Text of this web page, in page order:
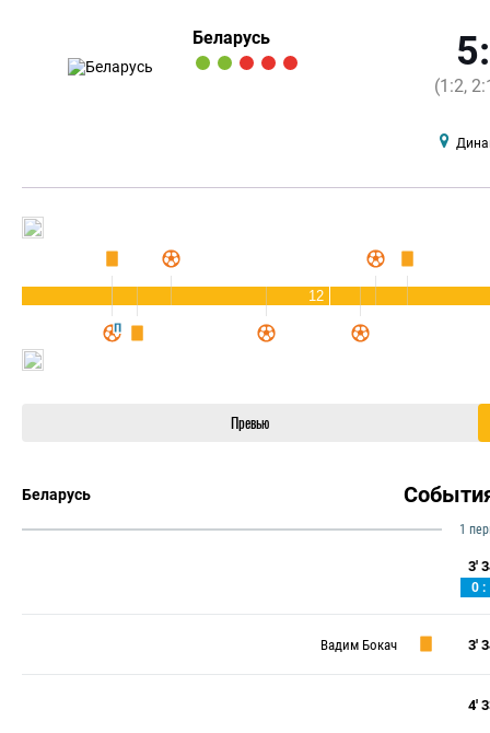
Беларусь
(1:2,
12
Превью
Беларусь
1
3'
0 :
Вадим Бокач 3'
4'